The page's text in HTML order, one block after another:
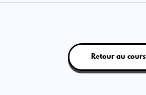
Retour au cours